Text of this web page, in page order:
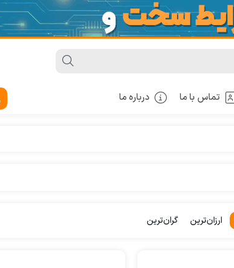
تماس با ما درباره ما
ارزان‌ترین گران‌ترین